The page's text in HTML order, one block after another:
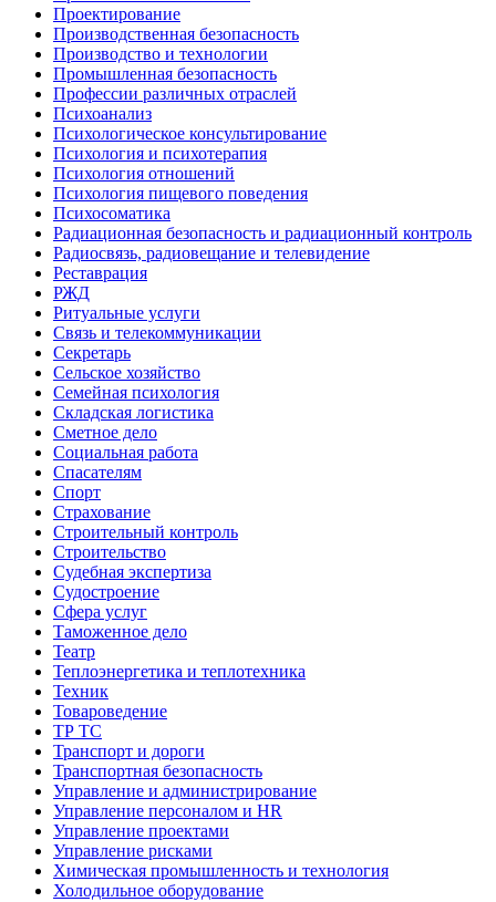
Проектирование
Производственная безопасность
Производство и технологии
Промышленная безопасность
Профессии различных отраслей
Психоанализ
Психологическое консультирование
Психология и психотерапия
Психология отношений
Психология пищевого поведения
Психосоматика
Радиационная безопасность и радиационный контроль
Радиосвязь, радиовещание и телевидение
Реставрация
РЖД
Ритуальные услуги
Связь и телекоммуникации
Секретарь
Сельское хозяйство
Семейная психология
Складская логистика
Сметное дело
Социальная работа
Спасателям
Спорт
Страхование
Строительный контроль
Строительство
Судебная экспертиза
Судостроение
Сфера услуг
Таможенное дело
Театр
Теплоэнергетика и теплотехника
Техник
Товароведение
ТР ТС
Транспорт и дороги
Транспортная безопасность
Управление и администрирование
Управление персоналом и HR
Управление проектами
Управление рисками
Химическая промышленность и технология
Холодильное оборудование